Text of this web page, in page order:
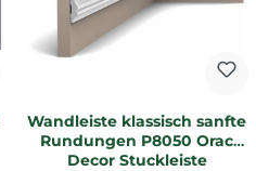
Wandleiste klassisch sanfte
Rundungen P8050 Orac
Decor Stuckleiste